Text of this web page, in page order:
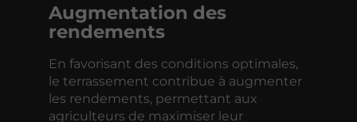
Augmentation des
rendements
En favorisant des conditions optimales,
le terrassement contribue à augmenter
les rendements, permettant aux
agriculteurs de maximiser leur